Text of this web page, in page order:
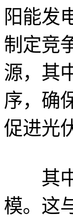
阳能发
制定竞
源，其
序，确
促进光
其中
模。这